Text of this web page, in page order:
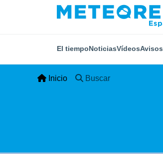
El tiempoNoticiasVídeosAvisos
Inicio Buscar